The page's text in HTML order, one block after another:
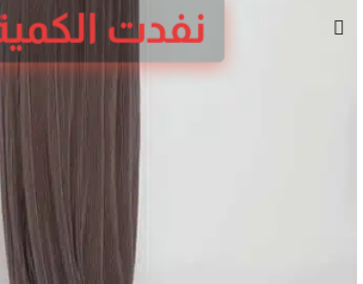
نفدت الكمية